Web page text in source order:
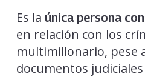
Es la única persona
en relación con los
multimillonario, pese
documentos